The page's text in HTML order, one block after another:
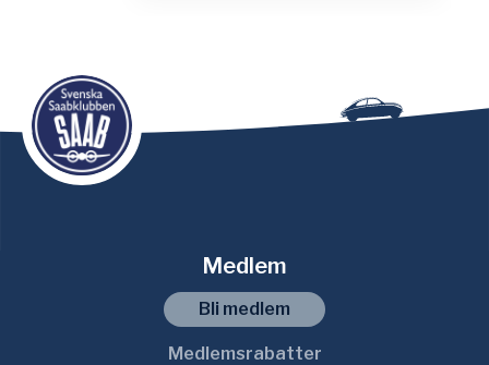
Medlem
Bli medlem
Medlemsrabatter